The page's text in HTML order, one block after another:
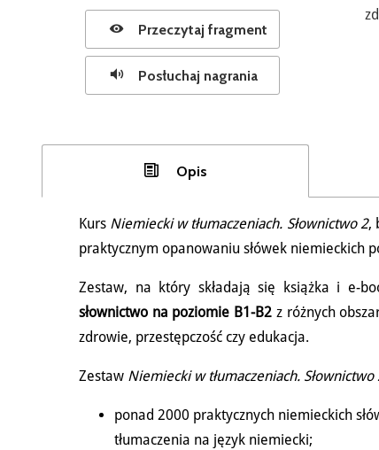
Przeczytaj fragment
Posłuchaj nagrania
Opis
Kurs Niemiecki w tłumaczeniach. Słownictwo 2,
praktycznym opanowaniu słówek niemieckich
Zestaw, na który składają się książka i e-
słownictwo na poziomie B1-B2 z różnych
zdrowie, przestępczość czy edukacja.
Zestaw Niemiecki w tłumaczeniach. Słownictwo
ponad 2000 praktycznych niemieckich
tłumaczenia na język niemiecki;